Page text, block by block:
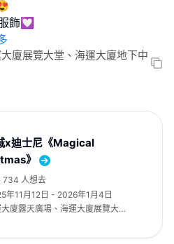
飾💟
廈展覽大堂、海運大廈地下中
x迪士尼《Magical
》
734 人想去
年11月12日 - 2026年1月4日
廈露天廣場、海運大廈展覽大